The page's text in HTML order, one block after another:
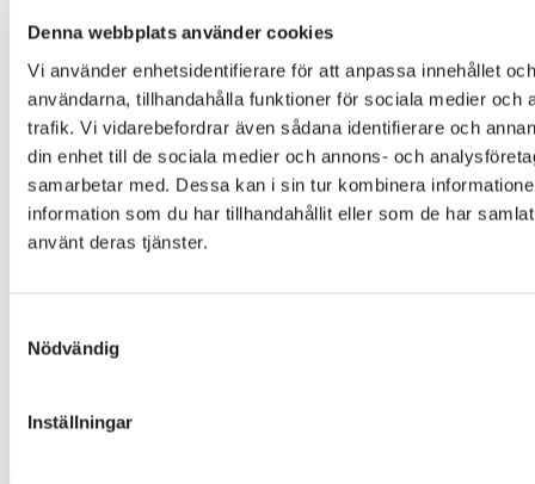
Denna webbplats använder cookies
Vi använder enhetsidentifierare för att anpassa innehållet
användarna, tillhandahålla funktioner för sociala medier och
trafik. Vi vidarebefordrar även sådana identifierare och
din enhet till de sociala medier och annons- och
samarbetar med. Dessa kan i sin tur kombinera
information som du har tillhandahållit eller som de har
använt deras tjänster.
Nödvändig
Inställningar